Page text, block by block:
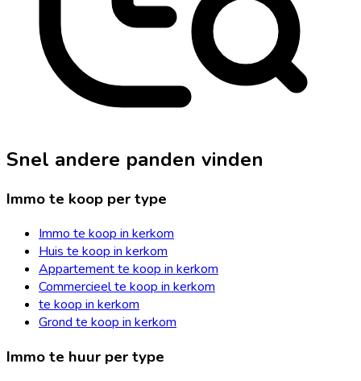
Snel andere panden vinden
Immo te koop per type
Immo te koop in kerkom
Huis te koop in kerkom
Appartement te koop in kerkom
Commercieel te koop in kerkom
te koop in kerkom
Grond te koop in kerkom
Immo te huur per type